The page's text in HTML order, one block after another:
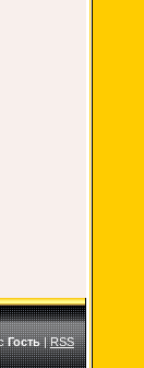
Гость|RSS